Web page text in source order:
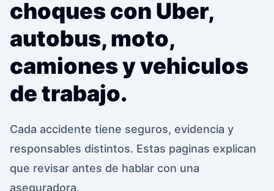
choques con Uber,
autobus, moto,
camiones y vehiculos
de trabajo.
Cada accidente tiene seguros, evidencia y
responsables distintos. Estas paginas explican
que revisar antes de hablar con una
aseguradora.